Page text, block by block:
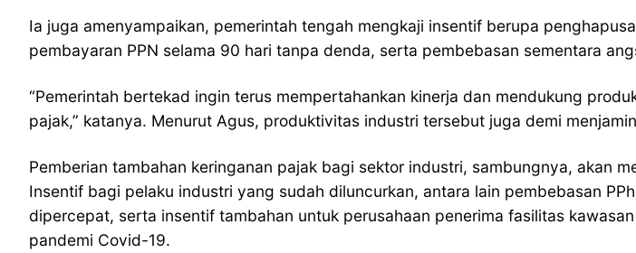
Ia juga amenyampaikan, pemerintah tengah mengkaji insentif berupa
pembayaran PPN selama 90 hari tanpa denda, serta pembebasan sementara
“Pemerintah bertekad ingin terus mempertahankan kinerja dan mendukung
pajak,” katanya. Menurut Agus, produktivitas industri tersebut juga demi
Pemberian tambahan keringanan pajak bagi sektor industri, sambungnya, akan
Insentif bagi pelaku industri yang sudah diluncurkan, antara lain pembebasan
dipercepat, serta insentif tambahan untuk perusahaan penerima fasilitas
pandemi Covid-19.